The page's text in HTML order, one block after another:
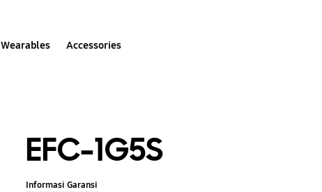
Wearables Accessories
EFC-1G5S
Informasi Garansi